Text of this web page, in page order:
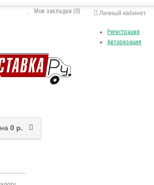
Личный кабинет
Регистрация
Авторизация
Мои закладки (0)
на 0 р.